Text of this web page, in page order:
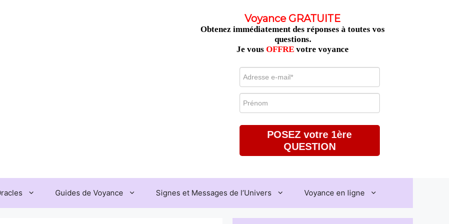
Voyance GRATUITE
Obtenez immédiatement des réponses à toutes vos
questions.
Je vous OFFRE votre voyance
POSEZ votre 1ère
QUESTION
Guides de Voyance Signes et Messages de l’Univers Voyance en ligne